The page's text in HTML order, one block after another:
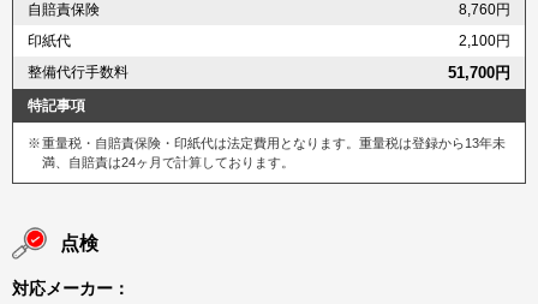
自賠責保険
8,760円
印紙代
2,100円
整備代行手数料
51,700円
特記事項
重量税・自賠責保険・印紙代は法定費用となります。重量税は登録から13年未
満、自賠責は24ヶ月で計算しております。
点検
対応メーカー：